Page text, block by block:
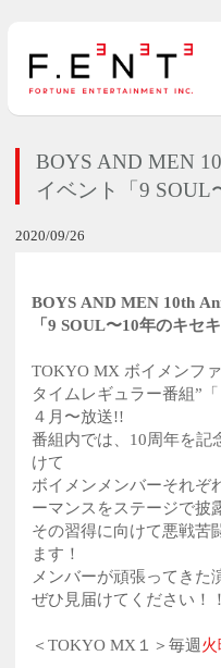
BOYS AND MEN
イベント「9 SOUL
2020/09/26
BOYS AND MEN 10th
「9 SOUL〜10年のキセ
TOKYO MX ボイメンフ
タイムレギュラー番組”
４月〜放送!!
番組内では、10周年を記
けて
ボイメンメンバーそれぞ
ーマンスをステージで披
その習得に向けて悪戦苦
ます！
メンバーが頑張ってきた
ぜひ見届けてください！！
＜TOKYO MX１＞毎週 火